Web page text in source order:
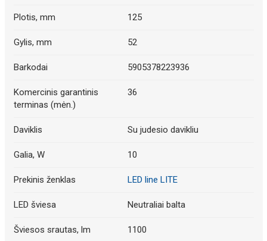
Plotis, mm 125
Gylis, mm 52
Barkodai 5905378223936
Komercinis garantinis
terminas (mėn.)
36
Daviklis Su judesio davikliu
Galia, W 10
Prekinis ženklas LED line LITE
LED šviesa Neutraliai balta
Šviesos srautas, lm 1100